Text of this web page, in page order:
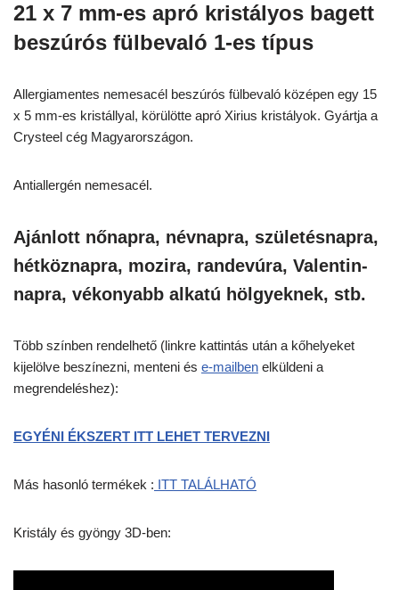
21 x 7 mm-es apró kristályos bagett
beszúrós fülbevaló 1-es típus
Allergiamentes nemesacél beszúrós fülbevaló középen egy 15
x 5 mm-es kristállyal, körülötte apró Xirius kristályok. Gyártja a
Crysteel cég Magyarországon.
Antiallergén nemesacél.
Ajánlott nőnapra, névnapra, születésnapra,
hétköznapra, mozira, randevúra, Valentin-
napra, vékonyabb alkatú hölgyeknek, stb.
Több színben rendelhető (linkre kattintás után a kőhelyeket
kijelölve beszínezni, menteni és e-mailben elküldeni a
megrendeléshez):
EGYÉNI ÉKSZERT ITT LEHET TERVEZNI
Más hasonló termékek : ITT TALÁLHATÓ
Kristály és gyöngy 3D-ben: